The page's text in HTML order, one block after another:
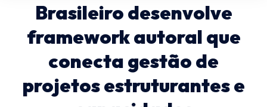
Brasileiro desenvolve
framework autoral que
conecta gestão de
projetos estruturantes e